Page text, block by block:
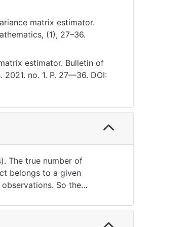
matrix estimator.
(1), 27–36.
estimator. Bulletin of
no. 1. P. 27—36. DOI:
The true number of
belongs to a given
So the
of this model are
under general